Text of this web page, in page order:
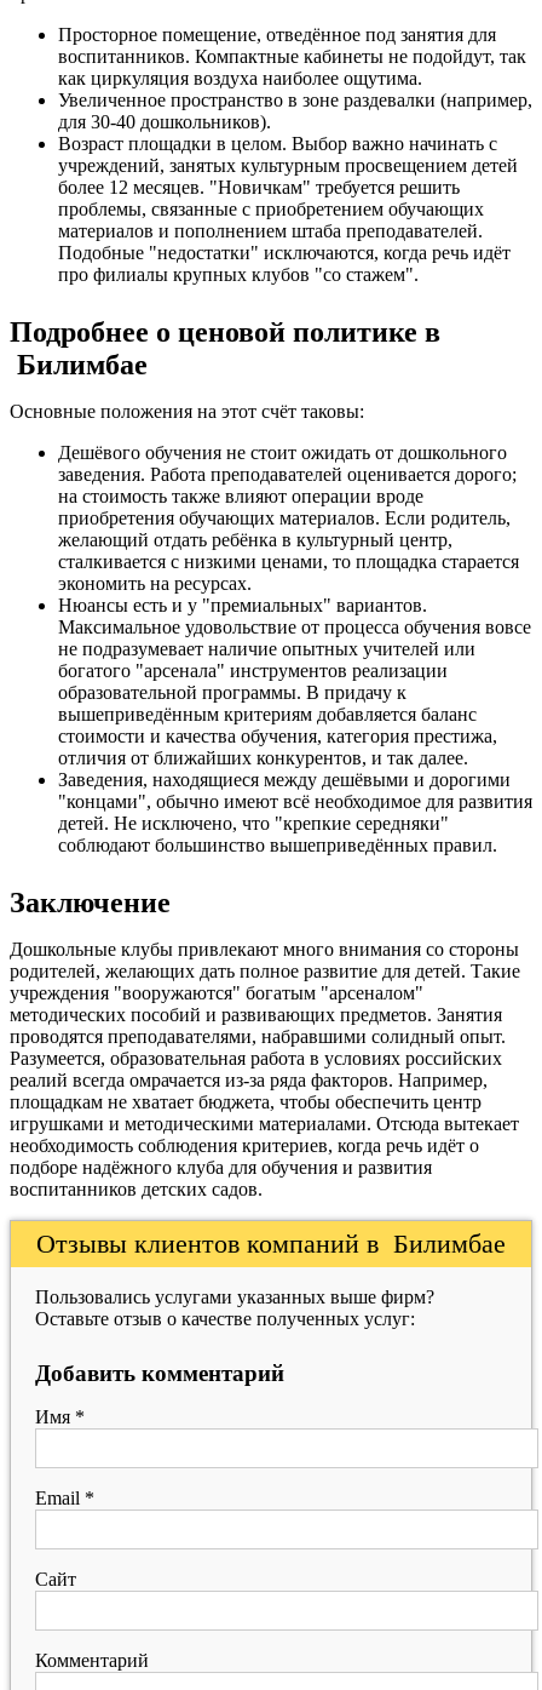
Просторное помещение, отведённое под занятия для
воспитанников. Компактные кабинеты не подойдут, так
как циркуляция воздуха наиболее ощутима.
Увеличенное пространство в зоне раздевалки (например,
для 30-40 дошкольников).
Возраст площадки в целом. Выбор важно начинать с
учреждений, занятых культурным просвещением детей
более 12 месяцев. "Новичкам" требуется решить
проблемы, связанные с приобретением обучающих
материалов и пополнением штаба преподавателей.
Подобные "недостатки" исключаются, когда речь идёт
про филиалы крупных клубов "со стажем".
Подробнее о ценовой политике в
Билимбае
Основные положения на этот счёт таковы:
Дешёвого обучения не стоит ожидать от дошкольного
заведения. Работа преподавателей оценивается дорого;
на стоимость также влияют операции вроде
приобретения обучающих материалов. Если родитель,
желающий отдать ребёнка в культурный центр,
сталкивается с низкими ценами, то площадка старается
экономить на ресурсах.
Нюансы есть и у "премиальных" вариантов.
Максимальное удовольствие от процесса обучения вовсе
не подразумевает наличие опытных учителей или
богатого "арсенала" инструментов реализации
образовательной программы. В придачу к
вышеприведённым критериям добавляется баланс
стоимости и качества обучения, категория престижа,
отличия от ближайших конкурентов, и так далее.
Заведения, находящиеся между дешёвыми и дорогими
"концами", обычно имеют всё необходимое для развития
детей. Не исключено, что "крепкие середняки"
соблюдают большинство вышеприведённых правил.
Заключение
Дошкольные клубы привлекают много внимания со стороны
родителей, желающих дать полное развитие для детей. Такие
учреждения "вооружаются" богатым "арсеналом"
методических пособий и развивающих предметов. Занятия
проводятся преподавателями, набравшими солидный опыт.
Разумеется, образовательная работа в условиях российских
реалий всегда омрачается из-за ряда факторов. Например,
площадкам не хватает бюджета, чтобы обеспечить центр
игрушками и методическими материалами. Отсюда вытекает
необходимость соблюдения критериев, когда речь идёт о
подборе надёжного клуба для обучения и развития
воспитанников детских садов.
Отзывы клиентов компаний в Билимбае
Пользовались услугами указанных выше фирм?
Оставьте отзыв о качестве полученных услуг:
Добавить комментарий
Имя *
Email *
Сайт
Комментарий